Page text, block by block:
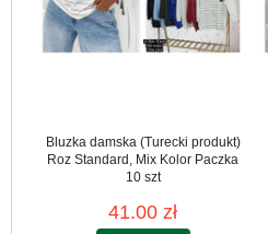
Bluzka damska (Turecki produkt)
Roz Standard, Mix Kolor Paczka
10 szt
41.00 zł